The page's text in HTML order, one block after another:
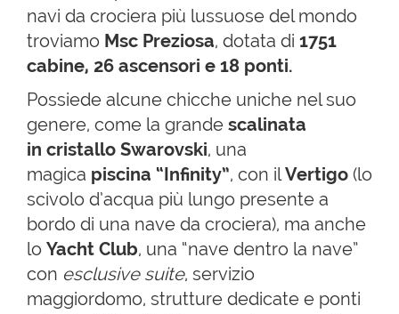
navi da crociera più lussuose del mondo
troviamo Msc Preziosa, dotata di 1751
cabine, 26 ascensori e 18 ponti.
Possiede alcune chicche uniche nel suo
genere, come la grande scalinata
in cristallo Swarovski, una
magica piscina “Infinity”, con ilVertigo (lo
scivolo d’acqua più lungo presente a
bordo di una nave da crociera), ma anche
lo Yacht Club, una “nave dentro la nave”
con esclusive suite, servizio
maggiordomo, strutture dedicate e ponti